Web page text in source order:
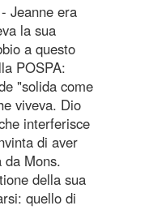
Jeanne era
la sua
a questo
POSPA:
"solida come
viveva. Dio
interferisce
di aver
Mons.
della sua
quello di